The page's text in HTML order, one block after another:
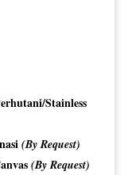
Stainless
(By Request)
(By Request)